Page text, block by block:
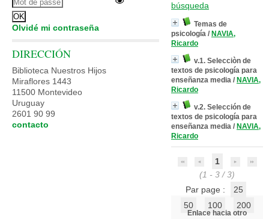
búsqueda
Temas de
psicología / NAVIA,
Ricardo
v.1. Selecciòn de
textos de psicología para
enseñanza media / NAVIA,
Ricardo
v.2. Selección de
textos de psicología para
enseñanza media / NAVIA,
Ricardo
1
(1 - 3 / 3)
Par page :
25
50
100 200
Enlace hacia otro
Olvidé mi contraseña
DIRECCIÓN
Biblioteca Nuestros Hijos
Miraflores 1443
11500 Montevideo
Uruguay
2601 90 99
contacto